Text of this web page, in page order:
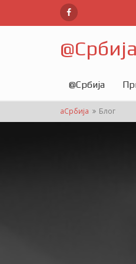
@Србија
@Србија
аСрбија Блог